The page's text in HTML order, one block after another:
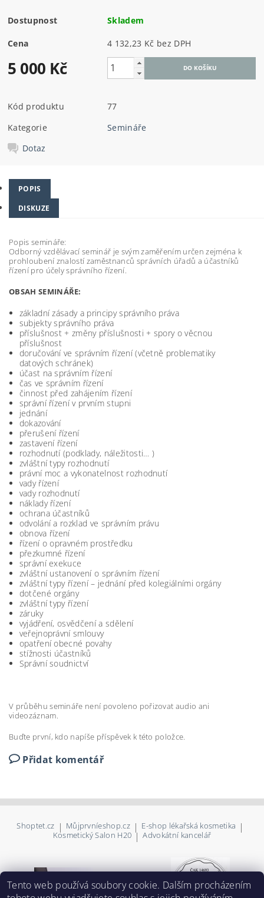
Dostupnost Skladem
Cena 4 132,23 Kč bez DPH
5 000 Kč
Kód produktu
77
Kategorie
Semináře
Dotaz
POPIS
DISKUZE
Popis semináře:
Odborný vzdělávací seminář je svým zaměřením určen zejména k
prohloubení znalostí zaměstnanců správních úřadů a účastníků
řízení pro účely správního řízení.
OBSAH SEMINÁŘE:
základní zásady a principy správního práva
subjekty správního práva
příslušnost + změny příslušnosti + spory o věcnou
příslušnost
doručování ve správním řízení (včetně problematiky
datových schránek)
účast na správním řízení
čas ve správním řízení
činnost před zahájením řízení
správní řízení v prvním stupni
jednání
dokazování
přerušení řízení
zastavení řízení
rozhodnutí (podklady, náležitosti… )
zvláštní typy rozhodnutí
právní moc a vykonatelnost rozhodnutí
vady řízení
vady rozhodnutí
náklady řízení
ochrana účastníků
odvolání a rozklad ve správním právu
obnova řízení
řízení o opravném prostředku
přezkumné řízení
správní exekuce
zvláštní ustanovení o správním řízení
zvláštní typy řízení – jednání před kolegiálními orgány
dotčené orgány
zvláštní typy řízení
záruky
vyjádření, osvědčení a sdělení
veřejnoprávní smlouvy
opatření obecné povahy
stížnosti účastníků
Správní soudnictví
V průběhu semináře není povoleno pořizovat audio ani
videozáznam.
Buďte první, kdo napíše příspěvek k této položce.
Přidat komentář
Shoptet.cz | Můjprvníeshop.cz | E-shop lékařská kosmetika |
Kosmetický Salon H20 | Advokátní kancelář
Tento web používá soubory cookie. Dalším procházením